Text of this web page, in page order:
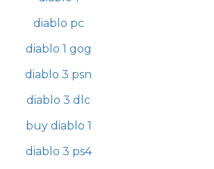
diablo pc
diablo 1 gog
diablo 3 psn
diablo 3 dlc
buy diablo 1
diablo 3 ps4